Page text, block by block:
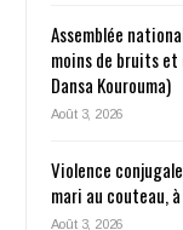
Assemblée
moins de bruits
Dansa Kourouma)
Août 3, 2026
Violence
mari au couteau,
Août 3, 2026